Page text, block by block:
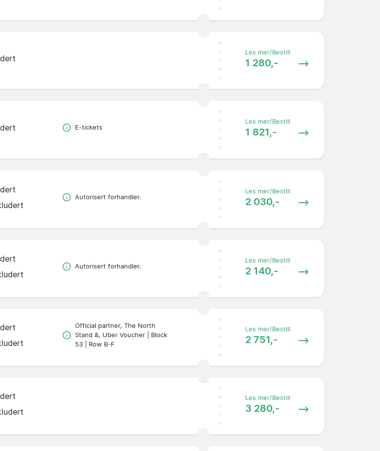
Les mer/Bestill
1 280,-
E-tickets
Les mer/Bestill
1 821,-
Autorisert forhandler.
Les mer/Bestill
2 030,-
Autorisert forhandler.
Les mer/Bestill
2 140,-
Official partner, The North
Stand &, Uber Voucher | Block
53 | Row B-F
Les mer/Bestill
2 751,-
Les mer/Bestill
3 280,-